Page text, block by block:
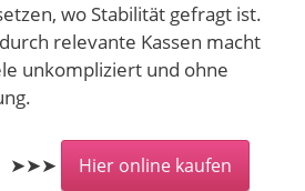
wo Stabilität gefragt ist.
relevante Kassen macht
unkompliziert und ohne
➤➤➤ Hier online kaufen